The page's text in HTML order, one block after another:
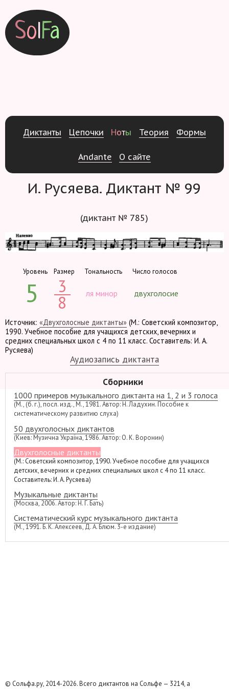
SolFa
Диктанты Цепочки Ноты Теория Формы
Andante О сайте
И. Русяева. Диктант № 99
(диктант № 785)
Уровень
5
Размер
3
8
Тональность
ля минор
Число голосов
двухголосие
Источник: «Двухголосные диктанты» (М.: Советский композитор,
1990. Учебное пособие для учащихся детских, вечерних и
средних специальных школ с 4 по 11 класс. Составитель: И. А.
Русяева)
Аудиозапись диктанта
Сборники
1000 примеров музыкального диктанта на 1, 2 и 3 голоса
(М., (б. г.), посл. изд., М., 1981. Автор: Н. Ладухин. Пособие к
систематическому развитию слуха)
50 двухголосных диктантов
(Киев: Музична Україна, 1986. Автор: О. К. Воронин)
Двухголосные диктанты
(М.: Советский композитор, 1990. Учебное пособие для учащихся
детских, вечерних и средних специальных школ с 4 по 11 класс.
Составитель: И. А. Русяева)
Музыкальные диктанты
(Москва, 2006. Автор: Н. Г. Бать)
Систематический курс музыкального диктанта
(М., 1991. Б. К. Алексеев, Д. А. Блюм. 3-е издание)
© Сольфа.ру, 2014-2026. Всего диктантов на Сольфе — 3214, а